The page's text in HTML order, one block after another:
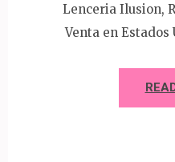
Lenceria Ilusion,
Venta en